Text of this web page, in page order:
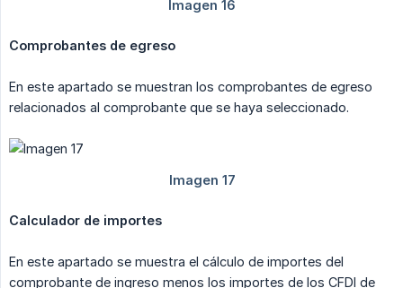
Comprobantes de egreso
En este apartado se muestran los comprobantes de egreso
relacionados al comprobante que se haya seleccionado.
Calculador de importes
En este apartado se muestra el cálculo de importes del
comprobante de ingreso menos los importes de los CFDI de